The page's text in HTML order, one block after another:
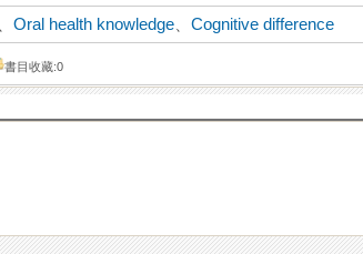
、Oral health knowledge 、Cognitive difference
書目收藏:0